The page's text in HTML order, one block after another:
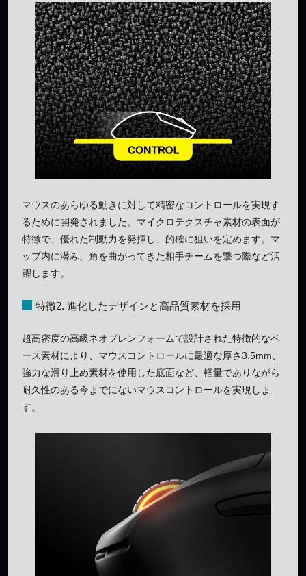
マウスのあらゆる動きに対して精密なコントロールを実現す
るために開発されました。マイクロテクスチャ素材の表面が
特徴で、優れた制動力を発揮し、的確に狙いを定めます。マ
ップ内に潜み、角を曲がってきた相手チームを撃つ際など活
躍します。
特徴2. 進化したデザインと高品質素材を採用
超高密度の高級ネオプレンフォームで設計された特徴的なベ
ース素材により、マウスコントロールに最適な厚さ3.5mm、
強力な滑り止め素材を使用した底面など、軽量でありながら
耐久性のある今までにないマウスコントロールを実現しま
す。